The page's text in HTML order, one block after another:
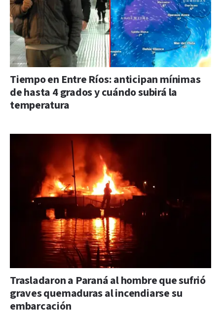
Tiempo en Entre Ríos: anticipan mínimas
de hasta 4 grados y cuándo subirá la
temperatura
Trasladaron a Paraná al hombre que sufrió
graves quemaduras al incendiarse su
embarcación